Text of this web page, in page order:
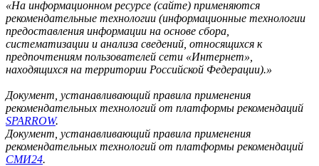
«На информационном ресурсе (сайте) применяются
рекомендательные технологии (информационные технологии
предоставления информации на основе сбора,
систематизации и анализа сведений, относящихся к
предпочтениям пользователей сети «Интернет»,
находящихся на территории Российской Федерации).»
Документ, устанавливающий правила применения
рекомендательных технологий от платформы рекомендаций
SPARROW.
Документ, устанавливающий правила применения
рекомендательных технологий от платформы рекомендаций
СМИ24.